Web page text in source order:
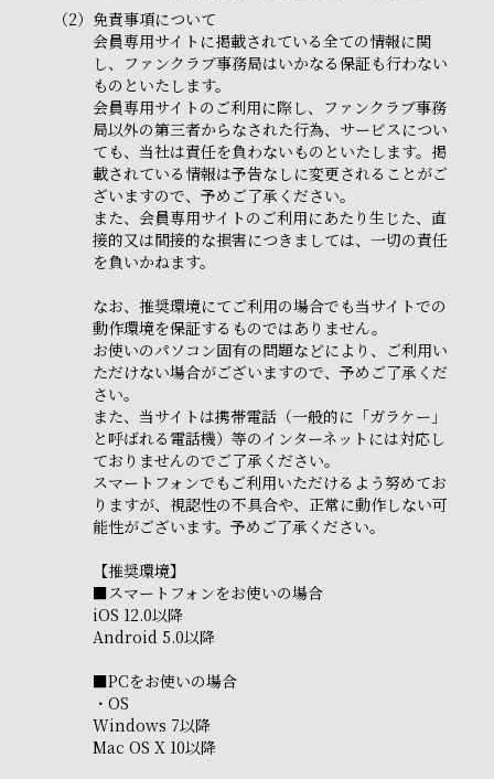
（2） 免責事項について
会員専用サイトに掲載されている全ての情報に関
し、ファンクラブ事務局はいかなる保証も行わない
ものといたします。
会員専用サイトのご利用に際し、ファンクラブ事務
局以外の第三者からなされた行為、サービスについ
ても、当社は責任を負わないものといたします。掲
載されている情報は予告なしに変更されることがご
ざいますので、予めご了承ください。
また、会員専用サイトのご利用にあたり生じた、直
接的又は間接的な損害につきましては、一切の責任
を負いかねます。
なお、推奨環境にてご利用の場合でも当サイトでの
動作環境を保証するものではありません。
お使いのパソコン固有の問題などにより、ご利用い
ただけない場合がございますので、予めご了承くだ
さい。
また、当サイトは携帯電話（一般的に「ガラケー」
と呼ばれる電話機）等のインターネットには対応し
ておりませんのでご了承ください。
スマートフォンでもご利用いただけるよう努めてお
りますが、視認性の不具合や、正常に動作しない可
能性がございます。予めご了承ください。
【推奨環境】
■スマートフォンをお使いの場合
iOS 12.0以降
Android 5.0以降
■PCをお使いの場合
・OS
Windows 7以降
Mac OS X 10以降